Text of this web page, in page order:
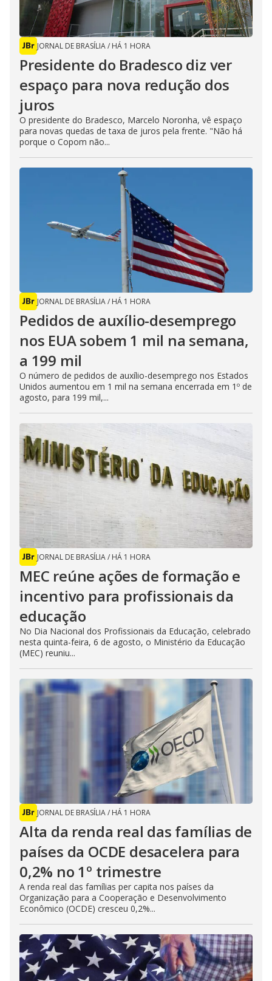
JORNAL DE BRASÍLIA/ HÁ 1 HORA
Presidente do Bradesco diz ver
espaço para nova redução dos
juros
O presidente do Bradesco, Marcelo Noronha, vê espaço
para novas quedas de taxa de juros pela frente. "Não há
porque o Copom não...
JORNAL DE BRASÍLIA/ HÁ 1 HORA
Pedidos de auxílio-desemprego
nos EUA sobem 1 mil na semana,
a 199 mil
O número de pedidos de auxílio-desemprego nos Estados
Unidos aumentou em 1 mil na semana encerrada em 1º de
agosto, para 199 mil,...
JORNAL DE BRASÍLIA/ HÁ 1 HORA
MEC reúne ações de formação e
incentivo para profissionais da
educação
No Dia Nacional dos Profissionais da Educação, celebrado
nesta quinta-feira, 6 de agosto, o Ministério da Educação
(MEC) reuniu...
JORNAL DE BRASÍLIA/ HÁ 1 HORA
Alta da renda real das famílias de
países da OCDE desacelera para
0,2% no 1º trimestre
A renda real das famílias per capita nos países da
Organização para a Cooperação e Desenvolvimento
Econômico (OCDE) cresceu 0,2%...